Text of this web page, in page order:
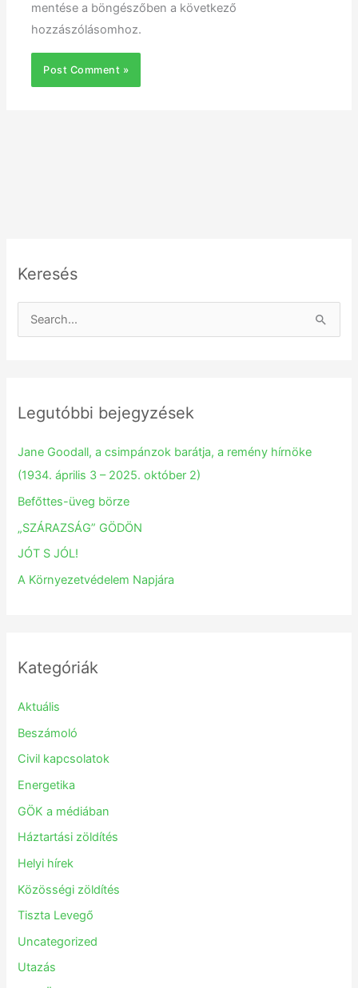
mentése a böngészőben a következő
hozzászólásomhoz.
Keresés
c
o
r
:
Legutóbbi bejegyzések
Jane Goodall, a csimpánzok barátja, a remény hírnöke
(1934. április 3 – 2025. október 2)
Befőttes-üveg börze
„SZÁRAZSÁG” GÖDÖN
JÓT S JÓL!
A Környezetvédelem Napjára
Kategóriák
Aktuális
Beszámoló
Civil kapcsolatok
Energetika
GÖK a médiában
Háztartási zöldítés
Helyi hírek
Közösségi zöldítés
Tiszta Levegő
Uncategorized
Utazás